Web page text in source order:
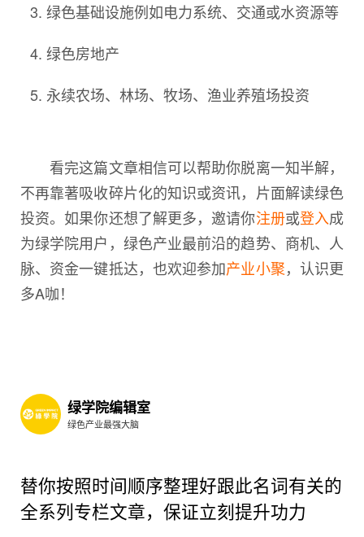
绿色基础设施例如电力系统、交通或水资源等
绿色房地产
永续农场、林场、牧场、渔业养殖场投资
看完这篇文章相信可以帮助你脱离一知半解，
不再靠著吸收碎片化的知识或资讯，片面解读绿色
投资。如果你还想了解更多，邀请你注册或登入成
为绿学院用户，绿色产业最前沿的趋势、商机、人
脉、资金一键抵达，也欢迎参加产业小聚，认识更
多A咖！
绿学院编辑室
绿色产业最强大脑
替你按照时间顺序整理好跟此名词有关的
全系列专栏文章，保证立刻提升功力